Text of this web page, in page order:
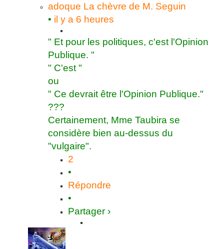
adoque La chèvre de M. Seguin
• il y a 6 heures
" Et pour les politiques, c'est l'Opinion
Publique. "
" C'est "
ou
" Ce devrait être l'Opinion Publique."
???
Certainement, Mme Taubira se
considère bien au-dessus du
"vulgaire".
2
•
Répondre
•
Partager ›